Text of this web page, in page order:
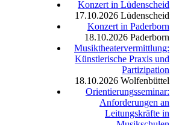
Konzert in Lüdenscheid
17.10.2026 Lüdenscheid
Konzert in Paderborn
18.10.2026 Paderborn
Musiktheatervermittlung:
Künstlerische Praxis und
Partizipation
18.10.2026 Wolfenbüttel
Orientierungsseminar:
Anforderungen an
Leitungskräfte in